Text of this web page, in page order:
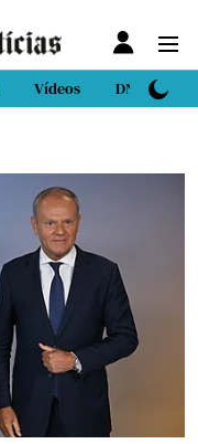
Vídeos DN Sport